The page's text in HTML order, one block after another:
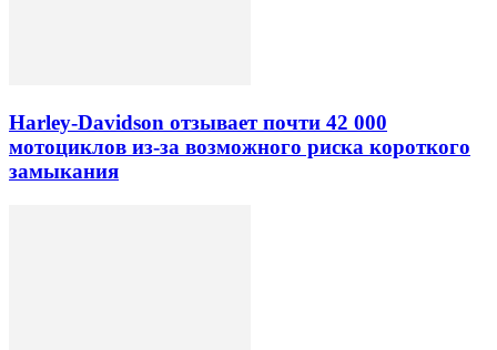
Harley-Davidson отзывает почти 42 000
мотоциклов из-за возможного риска короткого
замыкания